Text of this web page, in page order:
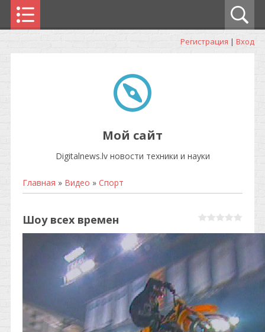
Регистрация | Вход
Мой сайт
Digitalnews.lv новости техники и науки
Главная » Видео » Спорт
Шоу всех времен